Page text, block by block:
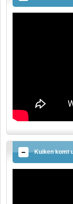
Kuiken komt